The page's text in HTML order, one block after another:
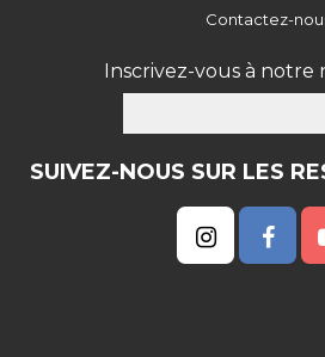
Contactez-
Inscrivez-vous à notre
SUIVEZ-NOUS SUR LES